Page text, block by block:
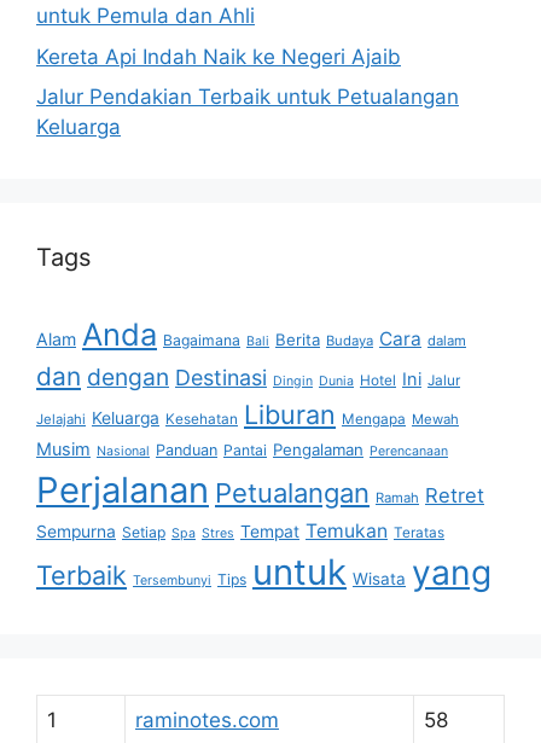
untuk Pemula dan Ahli
Kereta Api Indah Naik ke Negeri Ajaib
Jalur Pendakian Terbaik untuk Petualangan
Keluarga
Tags
Alam Anda Bagaimana Bali Berita Budaya Cara dalam
dan dengan Destinasi Dingin Dunia Hotel Ini Jalur
Jelajahi Keluarga Kesehatan Liburan Mengapa Mewah
Musim Nasional Panduan Pantai Pengalaman Perencanaan
Perjalanan Petualangan Ramah Retret
Sempurna Setiap Spa Stres Tempat Temukan Teratas
Terbaik Tersembunyi Tips untuk Wisata yang
1 raminotes.com 58